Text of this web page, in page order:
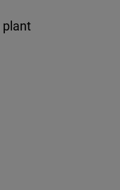
plant